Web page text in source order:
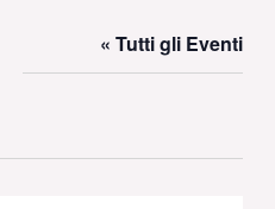
« Tutti gli Eventi